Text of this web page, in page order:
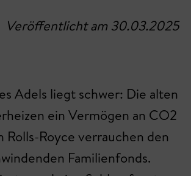
Veröffentlicht am 30.03.2025
Adels liegt schwer: Die alten
ein Vermögen an CO2
Rolls-Royce verrauchen den
Familienfonds.